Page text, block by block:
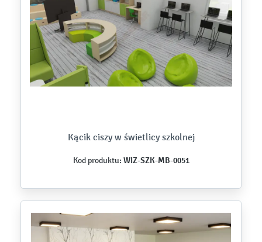
Kącik ciszy w świetlicy szkolnej
Kod produktu: WIZ-SZK-MB-0051